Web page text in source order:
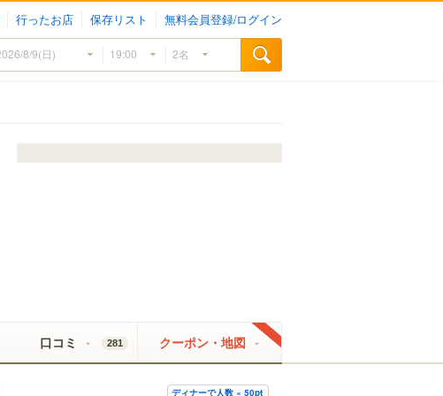
行ったお店 保存リスト 無料会員登録/ログイン
口コミ 281 クーポン・地図
ディナーで人数 × 50pt